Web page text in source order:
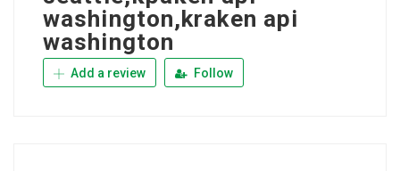
washington,kraken api
washington
Add a review Follow